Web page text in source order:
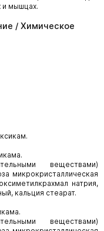
и мышцах.
/ Химическое
веществами)
микрокристаллическая
натрия,
кальция стеарат.
веществами)